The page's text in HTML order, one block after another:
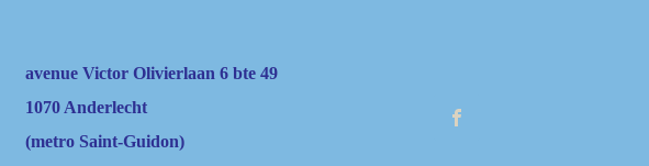
avenue Victor Olivierlaan 6 bte 49
1070 Anderlecht
(metro Saint-Guidon)